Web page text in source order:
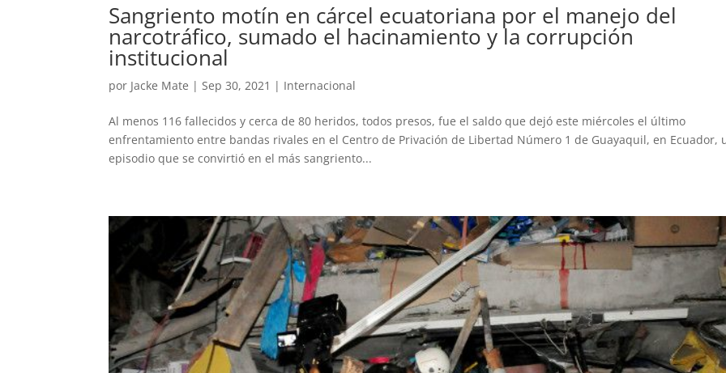
Sangriento motín en cárcel ecuatoriana por el manejo del
narcotráfico, sumado el hacinamiento y la corrupción
institucional
por Jacke Mate |Sep 30, 2021 | Internacional
Al menos 116 fallecidos y cerca de 80 heridos, todos presos, fue el saldo que dejó este miércoles el último
enfrentamiento entre bandas rivales en el Centro de Privación de Libertad Número 1 de Guayaquil, en Ecuador,
episodio que se convirtió en el más sangriento...